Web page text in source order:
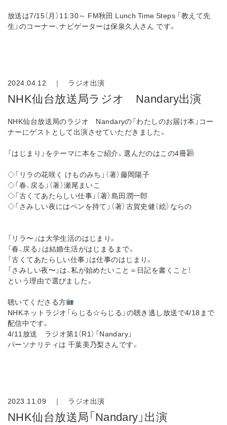
放送は7/15（月）11:30～ FM秋田 Lunch Time Steps 「教えて先
生」のコーナー、ナビゲーターは保泉久人さん です。
2024.04.12 ｜ ラジオ出演
NHK仙台放送局ラジオ Nandary出演
NHK仙台放送局のラジオ Nandaryの「わたしのお届け本」コー
ナーにゲストとして出演させていただきました。
「はじまり」をテーマに本をご紹介。選んだのはこの4冊
◇「リラの花咲く けものみち」（著）藤岡陽子
◇「春、戻る」（著）瀬尾まいこ
◇「古くてあたらしい仕事」（著）島田潤一郎
◇「さみしい夜にはペンを持て」（著）古賀史健（絵）ならの
「リラ〜」は大学生活のはじまり。
「春、戻る」は結婚生活がはじまるまで。
「古くてあたらしい仕事」は仕事のはじまり。
「さみしい夜〜」は、私が始めたいこと＝日記を書くこと！
という理由で選びました。
聴いてくださる方
NHKネットラジオ「らじる☆らじる」の聴き逃し放送で4/18まで
配信中です。
4/11放送 ラジオ第1（R1）「Nandary」
パーソナリティは 千葉美乃梨さんです。
2023.11.09 ｜ ラジオ出演
NHK仙台放送局「Nandary」出演